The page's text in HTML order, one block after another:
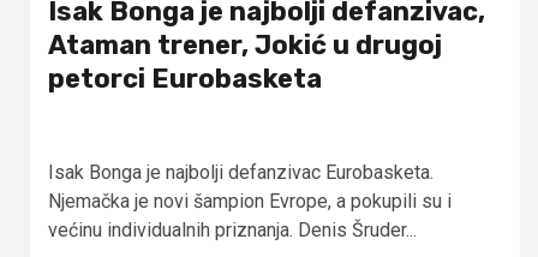
Isak Bonga je najbolji defanzivac,
Ataman trener, Jokić u drugoj
petorci Eurobasketa
Isak Bonga je najbolji defanzivac Eurobasketa.
Njemačka je novi šampion Evrope, a pokupili su i
većinu individualnih priznanja. Denis Šruder...